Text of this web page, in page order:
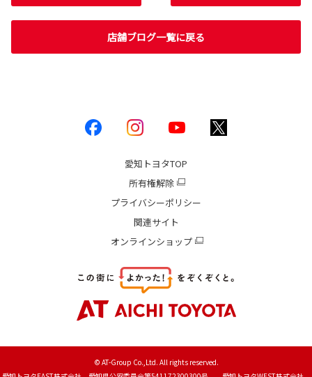
店舗ブログ一覧に戻る
愛知トヨタTOP
所有権解除
プライバシーポリシー
関連サイト
オンラインショップ
© AT-Group Co.,Ltd. All rights reserved.